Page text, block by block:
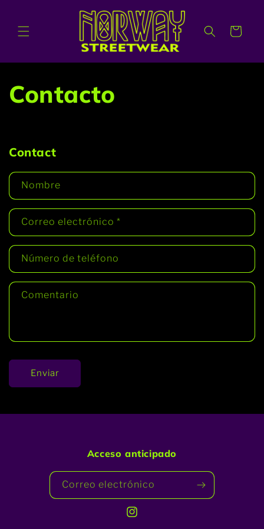
al contenido
Carrito
Contacto
Contact
Nombre
Correo electrónico *
Número de teléfono
Comentario
Enviar
Acceso anticipado
Correo electrónico
Instagram